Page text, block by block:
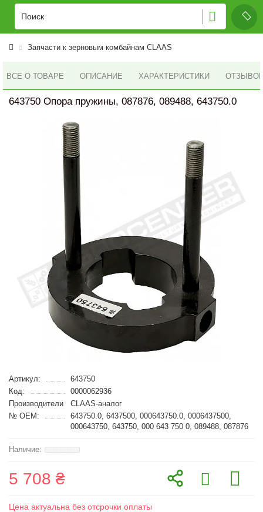
Запчасти к зерновым комбайнам CLAAS
ВСЕ О ТОВАРЕ ОПИСАНИЕ ХАРАКТЕРИСТИКИ ОТЗЫВОВ
643750 Опора пружины, 087876, 089488, 643750.0
Артикул:
643750
Код:
0000062936
Производители
CLAAS-аналог
№ OEM:
643750.0, 6437500, 000643750.0, 0006437500,
000643750, 643750, 000 643 750 0, 089488, 087876
5 708 ₴
Цена актуальна без отсрочки оплаты